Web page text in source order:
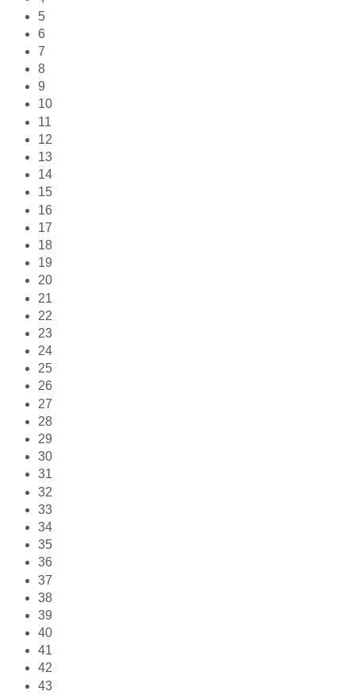
5
6
7
8
9
10
11
12
13
14
15
16
17
18
19
20
21
22
23
24
25
26
27
28
29
30
31
32
33
34
35
36
37
38
39
40
41
42
43